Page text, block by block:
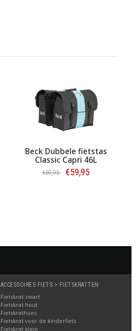
Beck Dubbele fietstas
Classic Capri 46L
€69,95 €59,95
ACCESSOIRES FIETS > FIETSKRATTEN
Fietskrat zwart
Fietskrat hout
Fietskrathoes
Fietskrat voor de kinderfiets
Fietskrat klein